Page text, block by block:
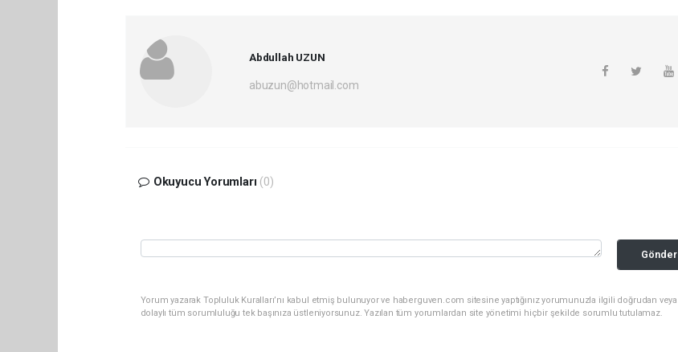
Abdullah UZUN
abuzun@hotmail.com
Okuyucu Yorumları (0)
Gönder
Yorum yazarak Topluluk Kuralları’nı kabul etmiş bulunuyor ve haberguven.com sitesine yaptığınız yorumunuzla ilgili doğrudan veya
dolaylı tüm sorumluluğu tek başınıza üstleniyorsunuz. Yazılan tüm yorumlardan site yönetimi hiçbir şekilde sorumlu tutulamaz.